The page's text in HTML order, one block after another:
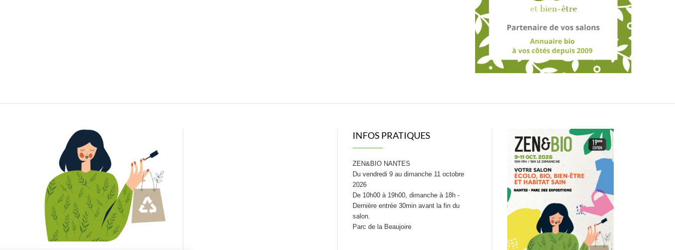
INFOS PRATIQUES
ZEN&BIO NANTES
Du vendredi 9 au dimanche 11 octobre
2026
De 10h00 à 19h00, dimanche à 18h -
Dernière entrée 30min avant la fin du
salon.
Parc de la Beaujoire